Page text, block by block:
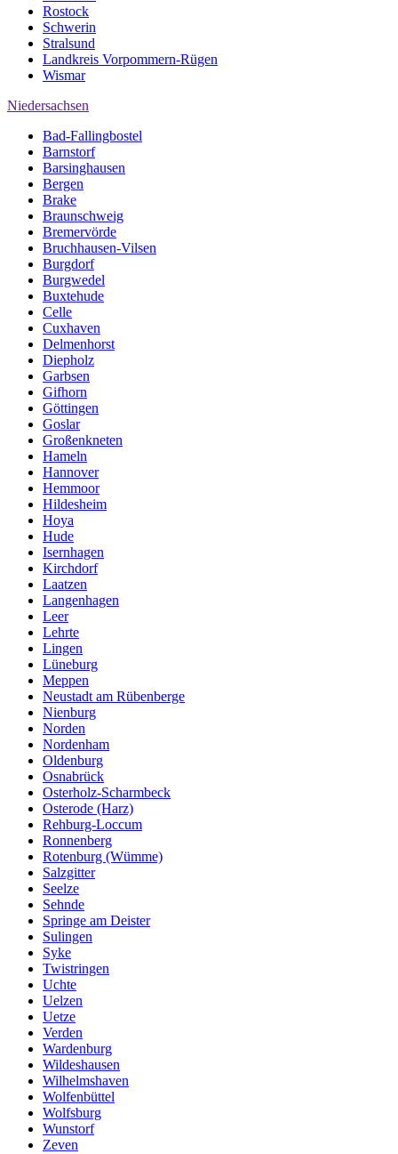
Rostock
Schwerin
Stralsund
Landkreis Vorpommern-Rügen
Wismar
Niedersachsen
Bad-Fallingbostel
Barnstorf
Barsinghausen
Bergen
Brake
Braunschweig
Bremervörde
Bruchhausen-Vilsen
Burgdorf
Burgwedel
Buxtehude
Celle
Cuxhaven
Delmenhorst
Diepholz
Garbsen
Gifhorn
Göttingen
Goslar
Großenkneten
Hameln
Hannover
Hemmoor
Hildesheim
Hoya
Hude
Isernhagen
Kirchdorf
Laatzen
Langenhagen
Leer
Lehrte
Lingen
Lüneburg
Meppen
Neustadt am Rübenberge
Nienburg
Norden
Nordenham
Oldenburg
Osnabrück
Osterholz-Scharmbeck
Osterode (Harz)
Rehburg-Loccum
Ronnenberg
Rotenburg (Wümme)
Salzgitter
Seelze
Sehnde
Springe am Deister
Sulingen
Syke
Twistringen
Uchte
Uelzen
Uetze
Verden
Wardenburg
Wildeshausen
Wilhelmshaven
Wolfenbüttel
Wolfsburg
Wunstorf
Zeven